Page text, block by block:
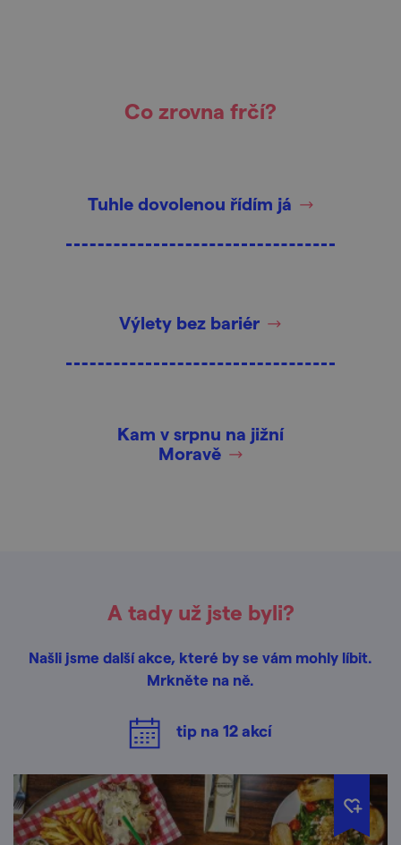
Co zrovna frčí?
Tuhle dovolenou řídím já
Výlety bez bariér
Kam v srpnu na jižní
Moravě
A tady už jste byli?
Našli jsme další akce, které by se vám mohly líbit.
Mrkněte na ně.
tip na 12akcí